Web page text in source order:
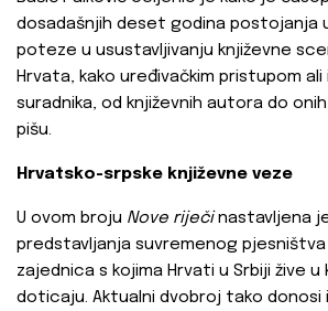
dosadašnjih deset godina postojanja
poteze u usustavljivanju književne
Hrvata, kako uređivačkim pristupom ali
suradnika, od književnih autora do
pišu.
Hrvatsko-srpske književne veze
U ovom broju Nove riječinastavljena
predstavljanja suvremenog pjesništva
zajednica s kojima Hrvati u Srbiji žive
doticaju. Aktualni dvobroj tako donosi